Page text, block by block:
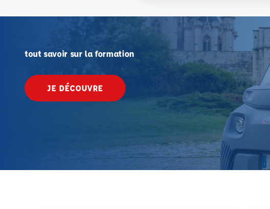
tout savoir sur la formation
JE DÉCOUVRE